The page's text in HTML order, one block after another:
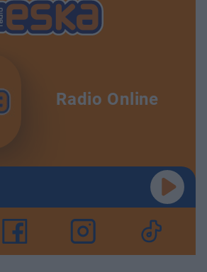
Radio Online